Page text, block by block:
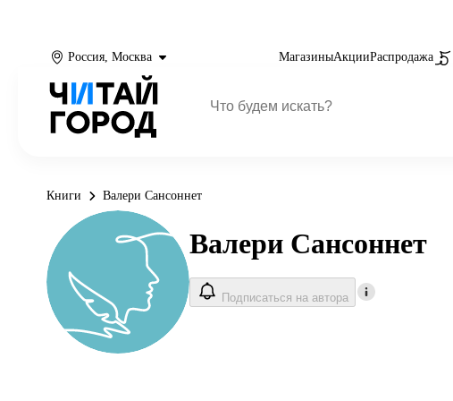
Россия, Москва МагазиныАкцииРаспродажа
Книги Валери Сансоннет
Валери Сансоннет
Подписаться на автора